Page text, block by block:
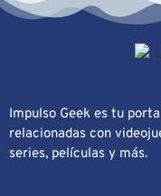
Impulso Geek es tu
relacionadas con
series, películas y más.